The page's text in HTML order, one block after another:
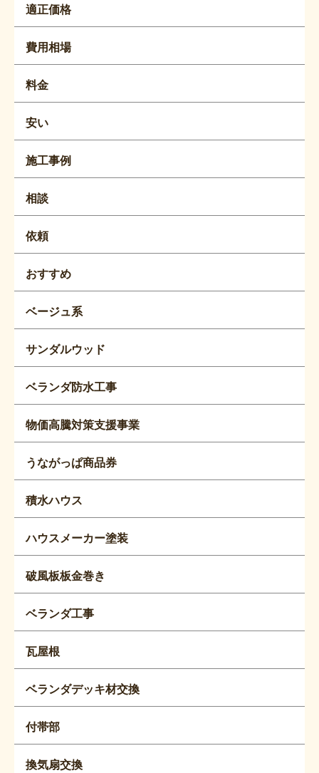
適正価格
費用相場
料金
安い
施工事例
相談
依頼
おすすめ
ベージュ系
サンダルウッド
ベランダ防水工事
物価高騰対策支援事業
うながっぱ商品券
積水ハウス
ハウスメーカー塗装
破風板板金巻き
ベランダ工事
瓦屋根
ベランダデッキ材交換
付帯部
換気扇交換